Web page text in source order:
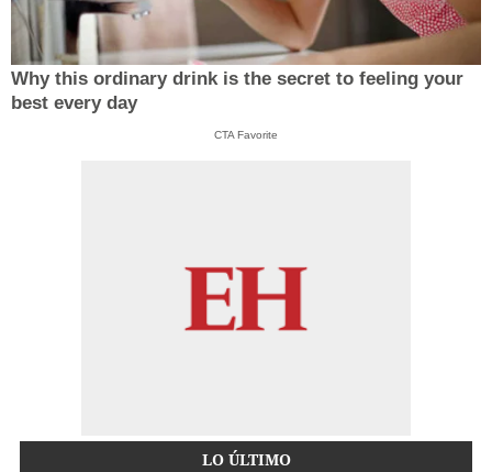
Why this ordinary drink is the secret to feeling your
best every day
CTA Favorite
LO ÚLTIMO